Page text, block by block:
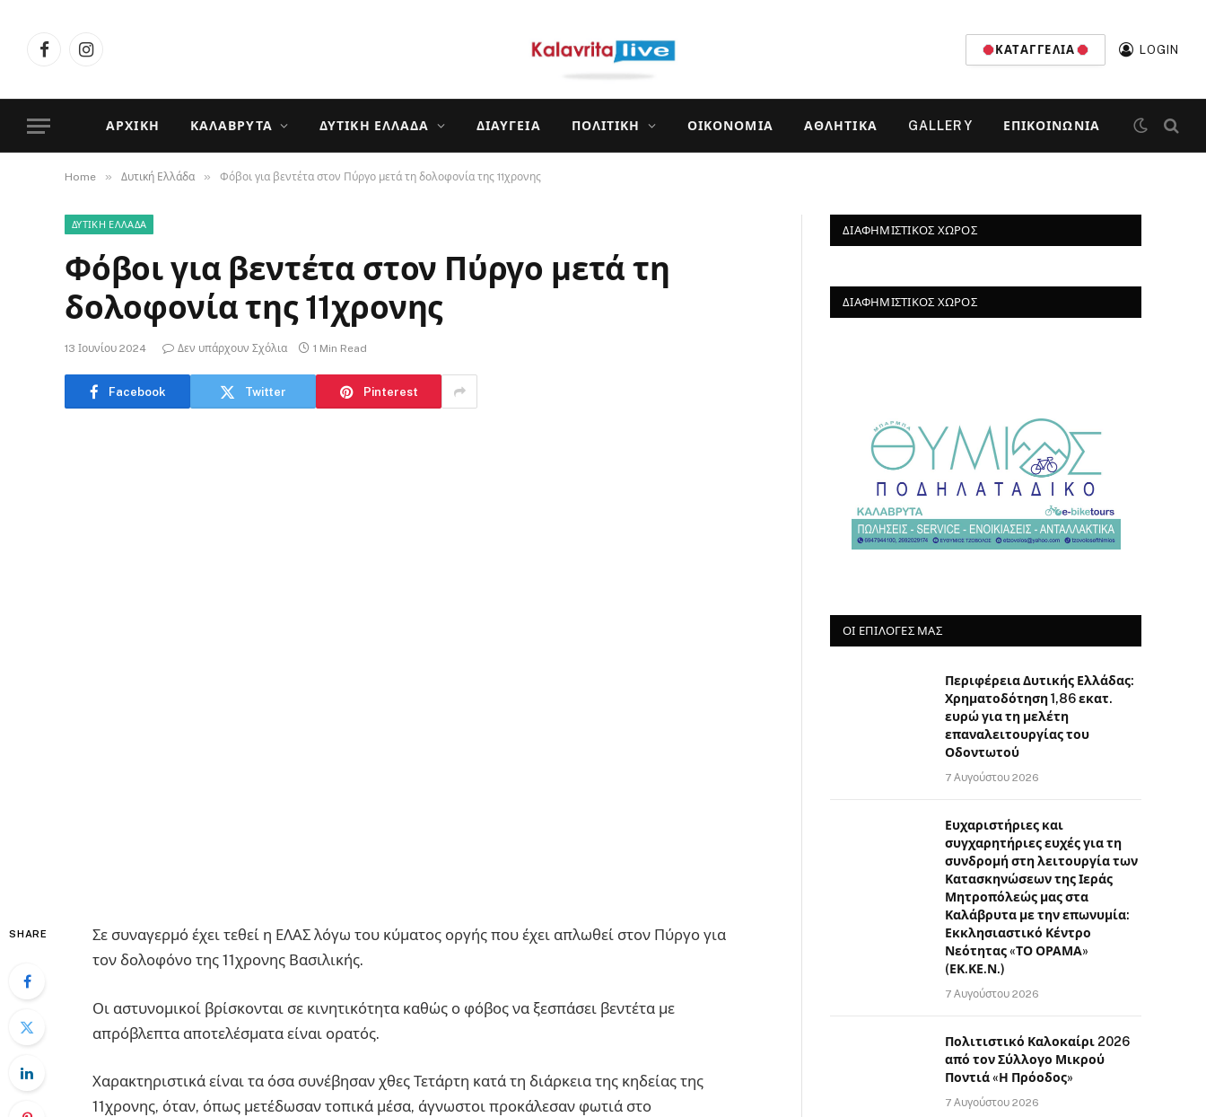
FacebookInstagram
ΚΑΤΑΓΓΕΛΊΑ LOGIN
ΑΡΧΙΚΉ ΚΑΛΆΒΡΥΤΑ ΔΥΤΙΚΉ ΕΛΛΆΔΑ ΔΙΑΎΓΕΙΑ ΠΟΛΙΤΙΚΉ ΟΙΚΟΝΟΜΊΑ ΑΘΛΗΤΙΚΆ GALLERY ΕΠΙΚΟΙΝΩΝΊΑ
Home » Δυτική Ελλάδα » Φόβοι για βεντέτα στον Πύργο μετά τη δολοφονία της 11χρονης
ΔΥΤΙΚΉ ΕΛΛΆΔΑ
Φόβοι για βεντέτα στον Πύργο μετά τη
δολοφονία της 11χρονης
13 Ιουνίου 2024 Δεν υπάρχουν Σχόλια 1 Min Read
Facebook Twitter Pinterest
SHARE
Σε συναγερμό έχει τεθεί η ΕΛΑΣ λόγω του κύματος οργής που έχει απλωθεί στον Πύργο για
τον δολοφόνο της 11χρονης Βασιλικής.
Οι αστυνομικοί βρίσκονται σε κινητικότητα καθώς ο φόβος να ξεσπάσει βεντέτα με
απρόβλεπτα αποτελέσματα είναι ορατός.
Χαρακτηριστικά είναι τα όσα συνέβησαν χθες Τετάρτη κατά τη διάρκεια της κηδείας της
11χρονης, όταν, όπως μετέδωσαν τοπικά μέσα, άγνωστοι προκάλεσαν φωτιά στο
ΔΙΑΦΗΜΙΣΤΙΚΌΣ ΧΏΡΟΣ
ΔΙΑΦΗΜΙΣΤΙΚΌΣ ΧΏΡΟΣ
ΟΙ ΕΠΙΛΟΓΈΣ ΜΑΣ
Περιφέρεια Δυτικής Ελλάδας:
Χρηματοδότηση 1,86 εκατ.
ευρώ για τη μελέτη
επαναλειτουργίας του
Οδοντωτού
7 Αυγούστου 2026
Ευχαριστήριες και
συγχαρητήριες ευχές για τη
συνδρομή στη λειτουργία των
Κατασκηνώσεων της Ιεράς
Μητροπόλεώς μας στα
Καλάβρυτα με την επωνυμία:
Εκκλησιαστικό Κέντρο
Νεότητας «ΤΟ ΟΡΑΜΑ»
(ΕΚ.ΚΕ.Ν.)
7 Αυγούστου 2026
Πολιτιστικό Καλοκαίρι 2026
από τον Σύλλογο Μικρού
Ποντιά «Η Πρόοδος»
7 Αυγούστου 2026